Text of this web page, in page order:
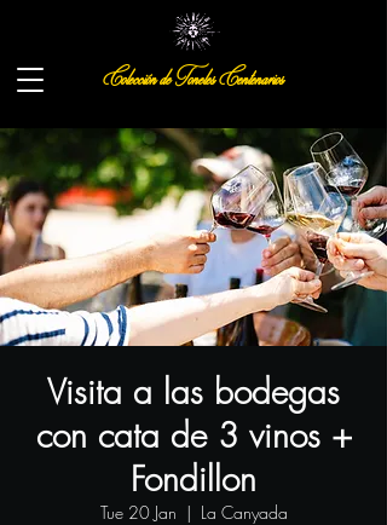
Colección de Toneles Centenarios
Visita a las bodegas
con cata de 3 vinos +
Fondillon
Tue 20 Jan
  |
La Canyada